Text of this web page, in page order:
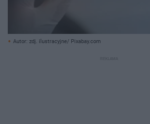
Autor: zdj. ilustracyjne/ Pixabay.com